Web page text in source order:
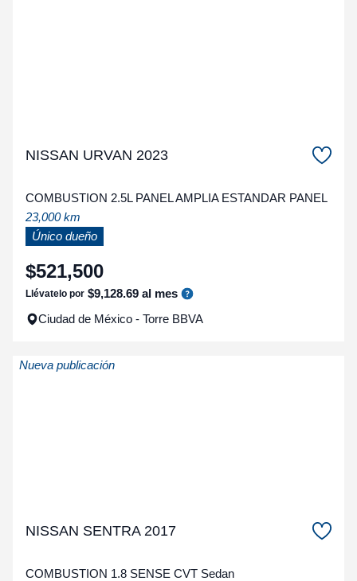
NISSAN URVAN 2023
COMBUSTION 2.5L PANEL AMPLIA ESTANDAR PANEL
23,000 km
Único dueño
$521,500
Llévatelo por $9,128.69 al mes
Ciudad de México - Torre BBVA
Nueva publicación
NISSAN SENTRA 2017
COMBUSTION 1.8 SENSE CVT Sedan